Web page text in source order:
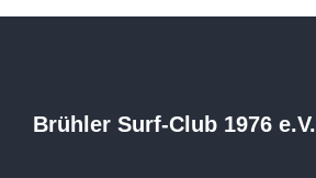
Brühler Surf-Club 1976 e.V.